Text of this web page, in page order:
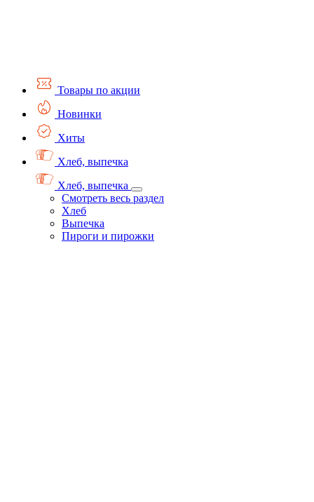
Товары по акции
Новинки
Хиты
Хлеб, выпечка
Хлеб, выпечка
Смотреть весь раздел
Хлеб
Выпечка
Пироги и пирожки